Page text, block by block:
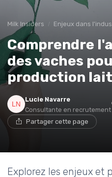
Milk Insiders Enjeux dans
Comprendre
des vaches
production
Lucie Navarre
Consultante en recrutement
Partager cette page
Explorez les enjeux et